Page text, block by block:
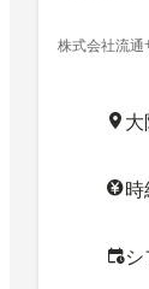
株式会社流通
大
時
シ